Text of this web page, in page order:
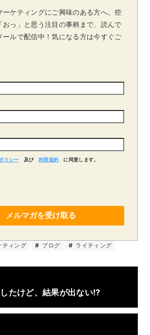
ーケティングにご興味のある方へ。些
おっ」と思う注目の事柄まで、読んで
ールで配信中！気になる方は今すぐご
リシー 及び 利用規約 に同意します。
メルマガを受け取る
ティング ブログ ライティング
けど、結果が出ない!?